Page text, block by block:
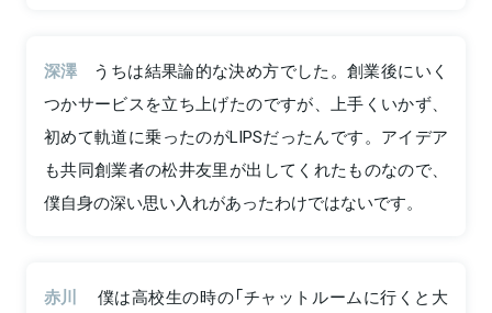
深澤
うちは結果論的な決め方でした。創業後にいく
つかサービスを立ち上げたのですが、上手くいかず、
初めて軌道に乗ったのがLIPSだったんです。アイデア
も共同創業者の松井友里が出してくれたものなので、
僕自身の深い思い入れがあったわけではないです。
赤川
僕は高校生の時の「チャットルームに行くと大